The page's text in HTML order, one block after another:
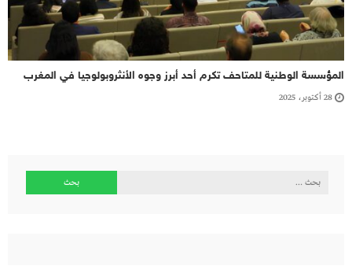
المؤسسة الوطنية للمتاحف تكرم أحد أبرز وجوه الأنثروبولوجيا في المغرب
28 أكتوبر، 2025
البحث